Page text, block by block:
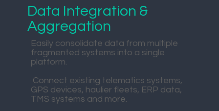
Data Integration &
Aggregation
Easily consolidate data from multiple
fragmented systems into a single
platform.
Connect existing telematics systems,
GPS devices, haulier fleets, ERP data,
TMS systems and more.​